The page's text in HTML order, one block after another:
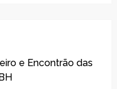
e Encontrão das